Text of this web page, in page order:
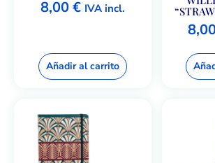
8,00€ IVA incl.
Añadir al carrito